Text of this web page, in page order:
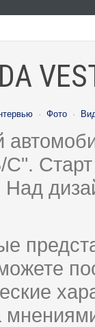
· Фото ·
Над